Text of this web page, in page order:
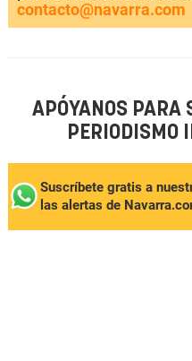
contacto@navarra.com
APÓYANOS PARA
PERIODISMO
Suscríbete gratis a
las alertas de